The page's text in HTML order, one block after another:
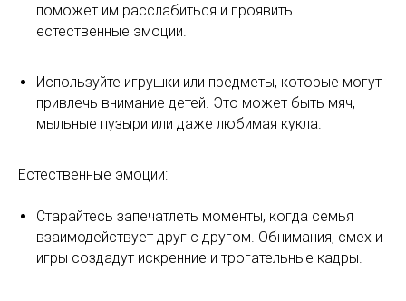
поможет им расслабиться и проявить
естественные эмоции.
Используйте игрушки или предметы, которые могут
привлечь внимание детей. Это может быть мяч,
мыльные пузыри или даже любимая кукла.
Естественные эмоции:
Старайтесь запечатлеть моменты, когда семья
взаимодействует друг с другом. Обнимания, смех и
игры создадут искренние и трогательные кадры.